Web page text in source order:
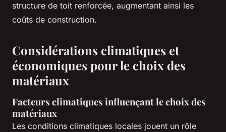
structure de toit renforcée, augmentant ainsi les
coûts de construction.
Considérations climatiques et
économiques pour le choix des
matériaux
Facteurs climatiques influençant le choix des
matériaux
Les conditions climatiques locales jouent un rôle